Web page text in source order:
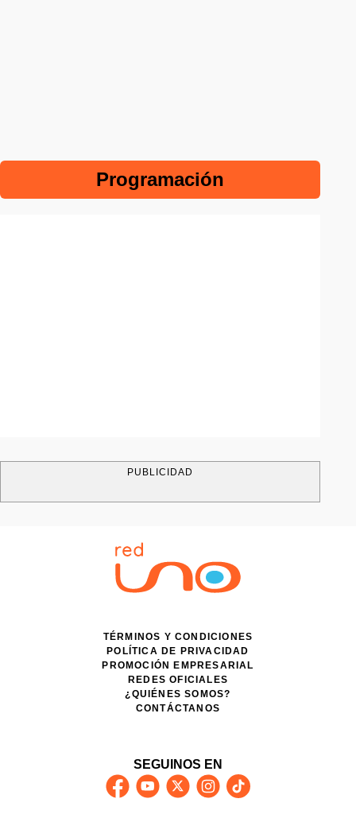
Programación
PUBLICIDAD
TÉRMINOS Y CONDICIONES
POLÍTICA DE PRIVACIDAD
PROMOCIÓN EMPRESARIAL
REDES OFICIALES
¿QUIÉNES SOMOS?
CONTÁCTANOS
SEGUINOS EN